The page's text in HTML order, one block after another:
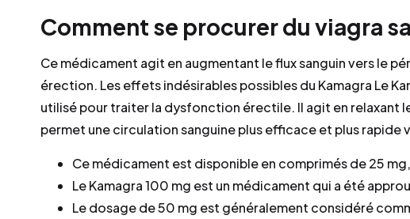
Comment se procurer du viagra
Ce médicament agit en augmentant le flux sanguin vers le
érection. Les effets indésirables possibles du Kamagra Le
utilisé pour traiter la dysfonction érectile. Il agit en relaxant
permet une circulation sanguine plus efficace et plus rapide
Ce médicament est disponible en comprimés de 25
Le Kamagra 100 mg est un médicament qui a été
Le dosage de 50 mg est généralement considéré